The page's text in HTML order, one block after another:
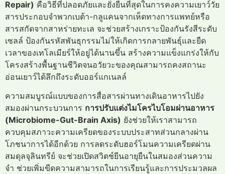
Repair) คือวิธีที่ปลอดภัยและยั่งยืนที่สุดในการคงความเยาว์วัย
สารประกอบจำพวกเบต้า-กลูแคนจากเห็ดทางการแพทย์หรือ
สารสกัดจากสาหร่ายทะเล จะช่วยสร้างเกราะป้องกันรังสีระดับ
เซลล์ ป้องกันรหัสพันธุกรรมไม่ให้เกิดการกลายพันธุ์และยืด
เวลาของเทโลเมียร์ให้อยู่ได้นานขึ้น สร้างความแข็งแกร่งให้กับ
โครงสร้างพื้นฐานชีวิตจนอวัยวะของคุณสามารถคงสถานะ
อ่อนเยาว์ได้ลึกถึงระดับออร์แกเนลล์
ความสมบูรณ์แบบของการสื่อสารผ่านทางเดินอาหารไปยัง
สมองผ่านกระบวนการ การปรับแต่งไมโครไบโอมผ่านอาหาร
(Microbiome-Gut-Brain Axis) ยังช่วยให้เราสามารถ
ควบคุมสภาวะความเครียดของระบบประสาทส่วนกลางผ่าน
โภชนาการได้อีกด้วย การลดระดับฮอร์โมนความเครียดผ่าน
สมดุลจุลินทรีย์ จะช่วยเปิดสวิตช์ยีนอายุยืนในสมองส่วนความ
จำ ช่วยเพิ่มขีดความสามารถในการเรียนรู้และการประมวลผล